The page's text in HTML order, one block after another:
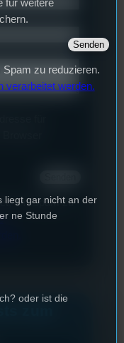
für
um Spam zu
zum
für weitere
zu reduzieren.
verarbeitet werden.
liegt gar nicht an der
ne Stunde
oder ist die